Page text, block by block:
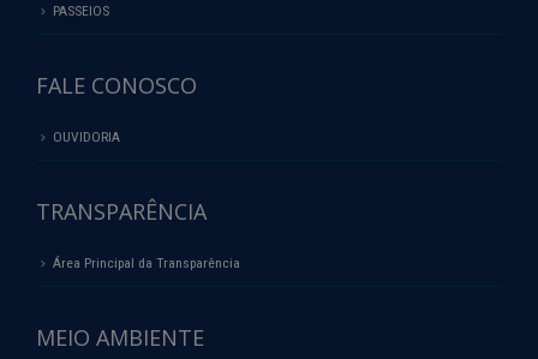
PASSEIOS
FALE CONOSCO
OUVIDORIA
TRANSPARÊNCIA
Área Principal da Transparência
MEIO AMBIENTE